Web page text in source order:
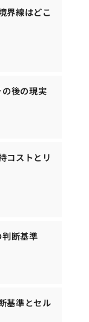
界線はどこ
後の現実
コストとリ
断基準
基準とセル